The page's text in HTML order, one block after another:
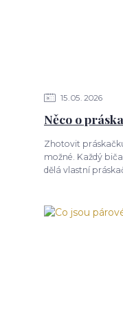
15 05 2026
Něco o
Zhotovit
možné. Každý
dělá vlastní